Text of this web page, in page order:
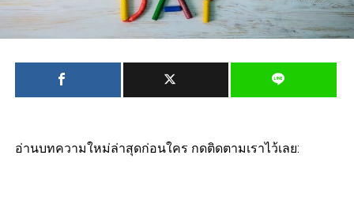
อ่านบทความใหม่ล่าสุดก่อนใคร กดติดตามเราไว้เลย: